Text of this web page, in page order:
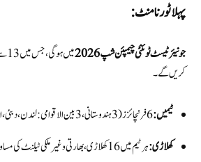
پہلا ٹورنامنٹ:
جونیئر ٹیسٹ ٹوئنٹی چیمپئن شپ 2026
کریں گے۔
ٹیمیں:
6 فرنچائزز (3 ہندوستانی، 3 بین الاقوامی: لندن، دبئی، اور ایک امریکی شہر)
کھلاڑی:ہر ٹیم میں 16 کھلاڑی، بھارتی و غیر ملکی ٹیلنٹ کی مساوی تقسیم